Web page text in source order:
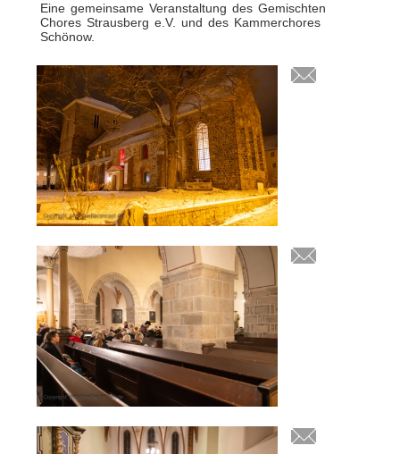
Eine gemeinsame Veranstaltung des Gemischten
Chores Strausberg e.V. und des Kammerchores
Schönow.